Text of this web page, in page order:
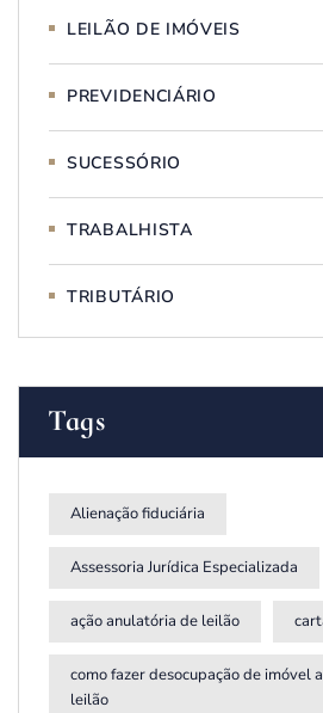
LEILÃO DE IMÓVEIS
PREVIDENCIÁRIO
SUCESSÓRIO
TRABALHISTA
TRIBUTÁRIO
Tags
Alienação fiduciária
Assessoria Jurídica Especializada
ação anulatória de leilão
como fazer desocupação de imóvel
leilão